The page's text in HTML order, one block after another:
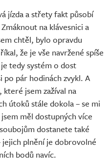
jízda a střety fakt působí
na klávesnici a
chtěl, bylo opravdu
že je vše navržené spíše
tedy systém o dost
po pár hodinách zvykl. A
jsem zažíval na
útoků stále dokola – se mi
měl dostupných více
dostanete také
plnění je dobrovolné
bodů navíc.